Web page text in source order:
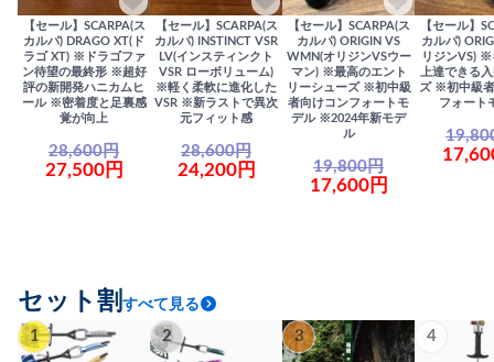
【セール】SCARPA(ス
カルパ) DRAGO XT(ド
ラゴ XT) ※ドラゴファ
ン待望の最終形 ※超好
評の新開発ハニカムヒ
ール ※密着度と足裏感
覚が向上
28,600円
27,500円
【セール】SCARPA(ス
カルパ) INSTINCT VSR
LV(インスティンクト
VSR ローボリューム)
※軽く柔軟に進化した
VSR ※新ラストで異次
元フィット感
28,600円
24,200円
【セール】SCARPA(ス
カルパ) ORIGIN VS
WMN(オリジンVSウー
マン) ※最高のエント
リーシューズ ※初中級
者向けコンフォートモ
デル ※2024年新モデ
ル
19,800円
17,600円
【セール】
カルパ)
リジンVS) ※
上達できる
ズ ※初中級
フォート
セット割 すべて見る
1 2 3 4